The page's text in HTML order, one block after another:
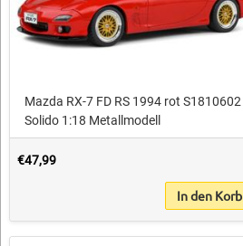
Mazda RX-7 FD RS 1994 rot S1810602
Solido 1:18 Metallmodell
€47,99
In den Korb